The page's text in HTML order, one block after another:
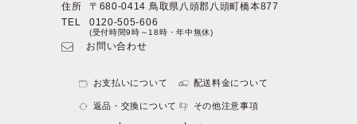
住所
〒680-0414 鳥取県八頭郡八頭町橋本877
TEL
0120-505-606
(受付時間9時～18時・年中無休)
お問い合わせ
お支払いについて 配送料金について
返品・交換について その他注意事項